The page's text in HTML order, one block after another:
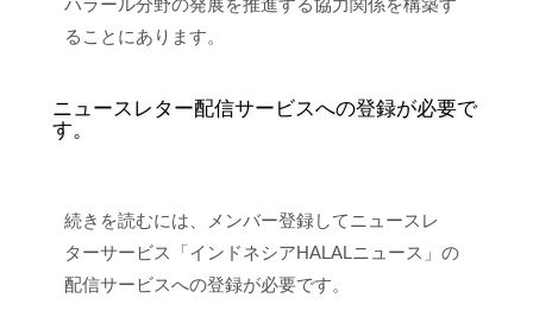
ハラール分野の発展を推進する協力関係を構築す
ることにあります。
ニュースレター配信サービスへの登録が必要で
す。
続きを読むには、メンバー登録してニュースレ
ターサービス「インドネシアHALALニュース」の
配信サービスへの登録が必要です。